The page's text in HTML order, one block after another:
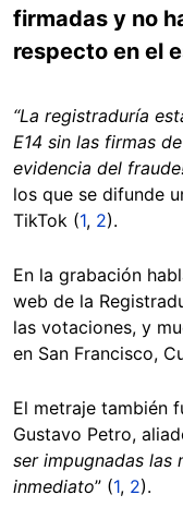
firmadas y no
respecto en el
“La registraduría
E14 sin las firmas
evidencia del
los que se difunde
TikTok (1, 2).
En la grabación
web de la
las votaciones, y
en San Francisco,
El metraje también
Gustavo Petro,
ser impugnadas las
inmediato” (1, 2).